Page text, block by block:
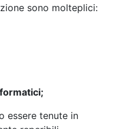
sono molteplici:
essere tenute in